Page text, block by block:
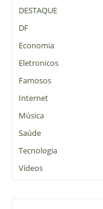
DESTAQUE
DF
Economia
Eletronicos
Famosos
Internet
Música
Saúde
Tecnologia
Vídeos